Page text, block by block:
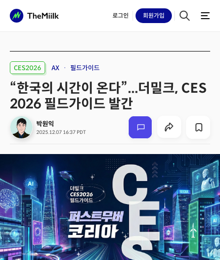
로그인 회원가입
CES2026 AX 필드가이드
“한국의 시간이 온다”...더밀크, CES
2026 필드가이드 발간
박원익
2025.12.07 16:37 PDT